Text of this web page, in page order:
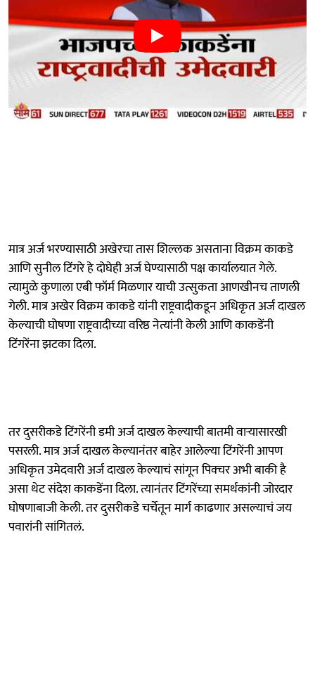
मात्र अर्ज भरण्यासाठी अखेरचा तास शिल्लक असताना विक्रम काकडे
आणि सुनील टिंगरे हे दोघेही अर्ज घेण्यासाठी पक्ष कार्यालयात गेले.
त्यामुळे कुणाला एबी फॉर्म मिळणार याची उत्सुकता आणखीनच ताणली
गेली. मात्र अखेर विक्रम काकडे यांनी राष्ट्रवादीकडून अधिकृत अर्ज दाखल
केल्याची घोषणा राष्ट्रवादीच्या वरिष्ठ नेत्यांनी केली आणि काकडेंनी
टिंगरेंना झटका दिला.
तर दुसरीकडे टिंगरेंनी डमी अर्ज दाखल केल्याची बातमी वाऱ्यासारखी
पसरली. मात्र अर्ज दाखल केल्यानंतर बाहेर आलेल्या टिंगरेंनी आपण
अधिकृत उमेदवारी अर्ज दाखल केल्याचं सांगून पिक्चर अभी बाकी है
असा थेट संदेश काकडेंना दिला. त्यानंतर टिंगरेंच्या समर्थकांनी जोरदार
घोषणाबाजी केली. तर दुसरीकडे चर्चेतून मार्ग काढणार असल्याचं जय
पवारांनी सांगितलं.